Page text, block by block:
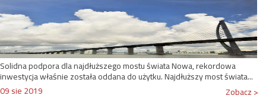
Solidna podpora dla najdłuższego mostu świata Nowa, rekordowa
inwestycja właśnie została oddana do użytku. Najdłuższy most świata...
09 sie 2019
Zobacz >